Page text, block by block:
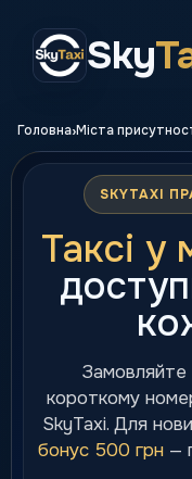
Sky
Головна›Міста
SKYTAXI
Таксі у
Замовляйте
короткому
SkyTaxi. Для
бонус 500 грн —